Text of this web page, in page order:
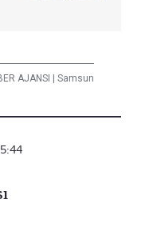
AJANSI Samsun